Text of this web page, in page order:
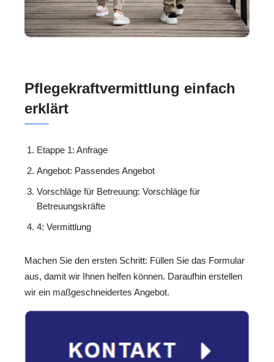
Pflegekraftvermittlung einfach
erklärt
Etappe 1: Anfrage
Angebot: Passendes Angebot
Vorschläge für Betreuung: Vorschläge für
Betreuungskräfte
4: Vermittlung
Machen Sie den ersten Schritt: Füllen Sie das Formular
aus, damit wir Ihnen helfen können. Daraufhin erstellen
wir ein maßgeschneidertes Angebot.